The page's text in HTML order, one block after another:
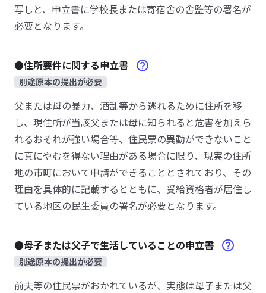
写しと、申立書に学校長または寄宿舎の舎監等の署名が
必要となります。
●住所要件に関する申立書
別途原本の提出が必要
父または母の暴力、酒乱等から逃れるために住所を移
し、現住所が当該父または母に知られると危害を加えら
れるおそれが強い場合等、住民票の異動ができないこと
に真にやむを得ない理由がある場合に限り、現実の住所
地の市町において申請ができることとされており、その
理由を具体的に記載するとともに、受給資格者が居住し
ている地区の民生委員の署名が必要となります。
●母子または父子で生活していることの申立書
別途原本の提出が必要
前夫等の住民票がおかれているが、実態は母子または父